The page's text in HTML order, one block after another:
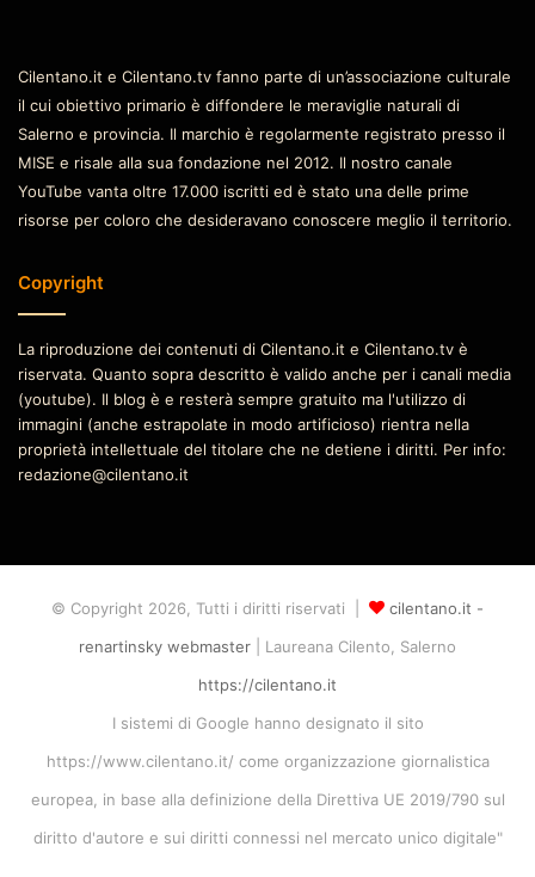
Cilentano.it e Cilentano.tv fanno parte di un’associazione culturale
il cui obiettivo primario è diffondere le meraviglie naturali di
Salerno e provincia. Il marchio è regolarmente registrato presso il
MISE e risale alla sua fondazione nel 2012. Il nostro canale
YouTube vanta oltre 17.000 iscritti ed è stato una delle prime
risorse per coloro che desideravano conoscere meglio il territorio.
Copyright
La riproduzione dei contenuti di Cilentano.it e Cilentano.tv è
riservata. Quanto sopra descritto è valido anche per i canali media
(youtube). Il blog è e resterà sempre gratuito ma l'utilizzo di
immagini (anche estrapolate in modo artificioso) rientra nella
proprietà intellettuale del titolare che ne detiene i diritti. Per info:
redazione@cilentano.it
© Copyright 2026, Tutti i diritti riservati |
cilentano.it -
renartinsky webmaster | Laureana Cilento, Salerno
https://cilentano.it
I sistemi di Google hanno designato il sito
https://www.cilentano.it/ come organizzazione giornalistica
europea, in base alla definizione della Direttiva UE 2019/790 sul
diritto d'autore e sui diritti connessi nel mercato unico digitale"